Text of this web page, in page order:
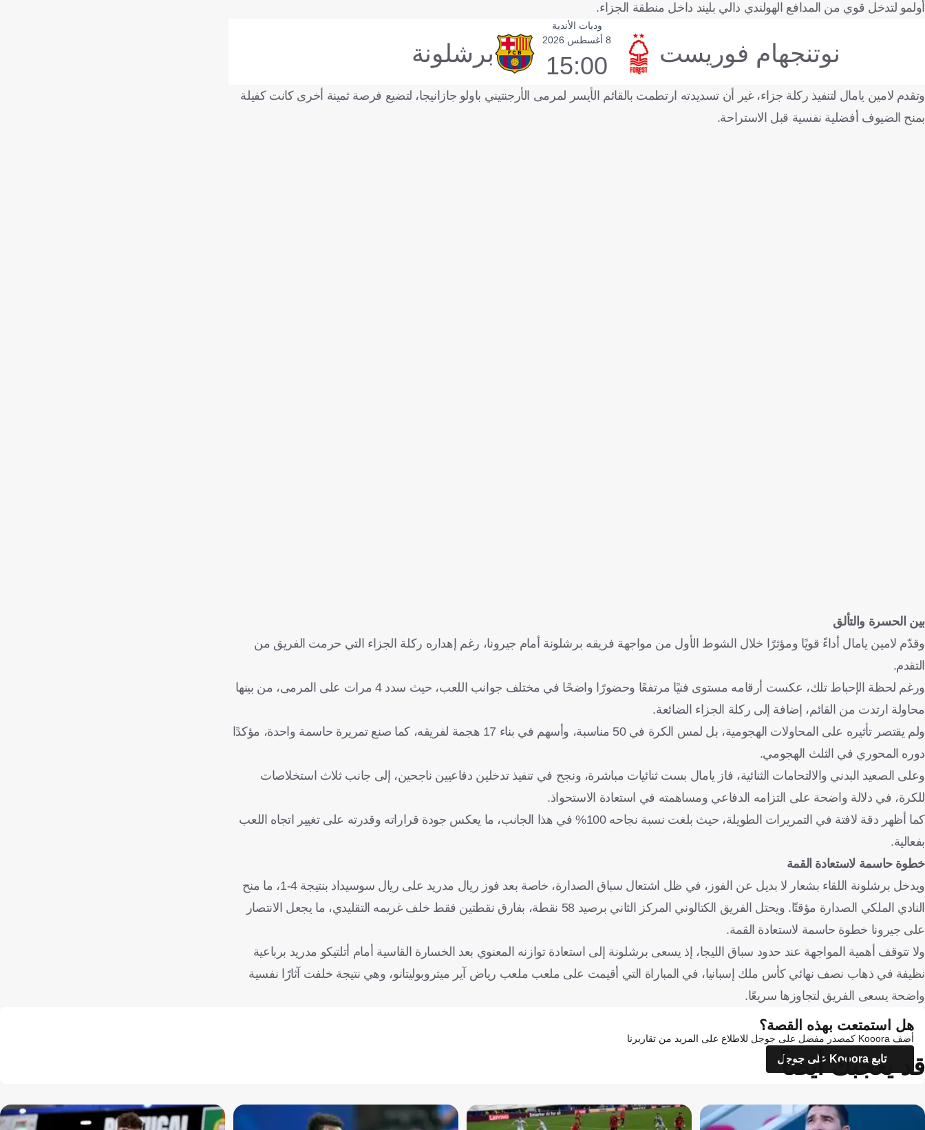
أولمو لتدخل قوي من المدافع الهولندي دالي بليند داخل منطقة الجزاء.
وديات الأندية
نوتنجهام فوريست 8 أغسطس 2026
15:00 برشلونة
وتقدم لامين يامال لتنفيذ ركلة جزاء، غير أن تسديدته ارتطمت بالقائم الأيسر لمرمى الأرجنتيني باولو جازانيجا، لتضيع فرصة ثمينة أخرى كانت كفيلة
بمنح الضيوف أفضلية نفسية قبل الاستراحة.
بين الحسرة والتألق
وقدّم لامين يامال أداءً قويًا ومؤثرًا خلال الشوط الأول من مواجهة فريقه برشلونة أمام جيرونا، رغم إهداره ركلة الجزاء التي حرمت الفريق من
التقدم.
ورغم لحظة الإحباط تلك، عكست أرقامه مستوى فنيًا مرتفعًا وحضورًا واضحًا في مختلف جوانب اللعب، حيث سدد 4 مرات على المرمى، من بينها
محاولة ارتدت من القائم، إضافة إلى ركلة الجزاء الضائعة.
ولم يقتصر تأثيره على المحاولات الهجومية، بل لمس الكرة في 50 مناسبة، وأسهم في بناء 17 هجمة لفريقه، كما صنع تمريرة حاسمة واحدة، مؤكدًا
دوره المحوري في الثلث الهجومي.
وعلى الصعيد البدني والالتحامات الثنائية، فاز يامال بست ثنائيات مباشرة، ونجح في تنفيذ تدخلين دفاعيين ناجحين، إلى جانب ثلاث استخلاصات
للكرة، في دلالة واضحة على التزامه الدفاعي ومساهمته في استعادة الاستحواذ.
كما أظهر دقة لافتة في التمريرات الطويلة، حيث بلغت نسبة نجاحه 100% في هذا الجانب، ما يعكس جودة قراراته وقدرته على تغيير اتجاه اللعب
بفعالية.
خطوة حاسمة لاستعادة القمة
ويدخل برشلونة اللقاء بشعار لا بديل عن الفوز، في ظل اشتعال سباق الصدارة، خاصة بعد فوز ريال مدريد على ريال سوسيداد بنتيجة 4-1، ما منح
النادي الملكي الصدارة مؤقتًا. ويحتل الفريق الكتالوني المركز الثاني برصيد 58 نقطة، بفارق نقطتين فقط خلف غريمه التقليدي، ما يجعل الانتصار
على جيرونا خطوة حاسمة لاستعادة القمة.
ولا تتوقف أهمية المواجهة عند حدود سباق الليجا، إذ يسعى برشلونة إلى استعادة توازنه المعنوي بعد الخسارة القاسية أمام أتلتيكو مدريد برباعية
نظيفة في ذهاب نصف نهائي كأس ملك إسبانيا، في المباراة التي أقيمت على ملعب ملعب رياض آير ميتروبوليتانو، وهي نتيجة خلفت آثارًا نفسية
واضحة يسعى الفريق لتجاوزها سريعًا.
هل استمتعت بهذه القصة؟
أضف Kooora كمصدر مفضل على جوجل للاطلاع على المزيد من تقاريرنا
تابع Kooora على جوجل
قد يعجبك أيضاً